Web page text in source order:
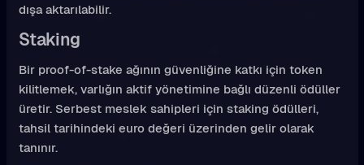
dışa aktarılabilir.
Staking
Bir proof-of-stake ağının güvenliğine katkı için token
kilitlemek, varlığın aktif yönetimine bağlı düzenli ödüller
üretir. Serbest meslek sahipleri için staking ödülleri,
tahsil tarihindeki euro değeri üzerinden gelir olarak
tanınır.